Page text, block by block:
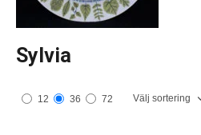
Sylvia
12 36 72 Välj sortering